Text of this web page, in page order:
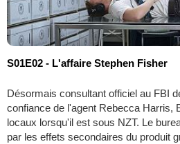
S01E02 - L'affaire Stephen Fisher
Désormais consultant officiel au FBI
confiance de l'agent Rebecca Harris,
locaux lorsqu'il est sous NZT. Le
par les effets secondaires du produit